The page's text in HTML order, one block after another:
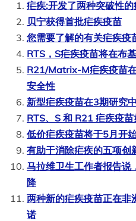
疟疾:开发了两种突破性
贝宁获得首批疟疾疫苗
您需要了解的有关疟疾疫
RTS，S疟疾疫苗将在布
R21/Matrix-M疟疾疫苗
安全性
新型疟疾疫苗在3期研究
RTS、S 和 R21 疟疾疫
低价疟疾疫苗将于5月开
有助于消除疟疾的五项创
马拉维卫生工作者报告说
降
两种新的疟疾疫苗正在非
诺